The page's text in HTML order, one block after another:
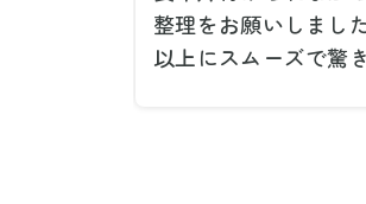
整理をお願いしまし
以上にスムーズで驚